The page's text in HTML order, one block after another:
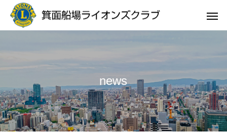
サービスサンプル4 サービスサ
news news
news